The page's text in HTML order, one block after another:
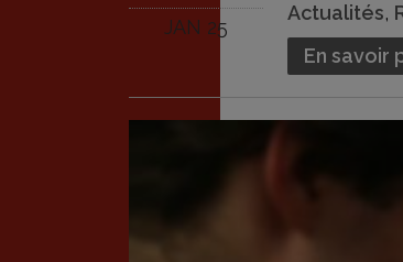
JAN 25
Actualités,
En savoir